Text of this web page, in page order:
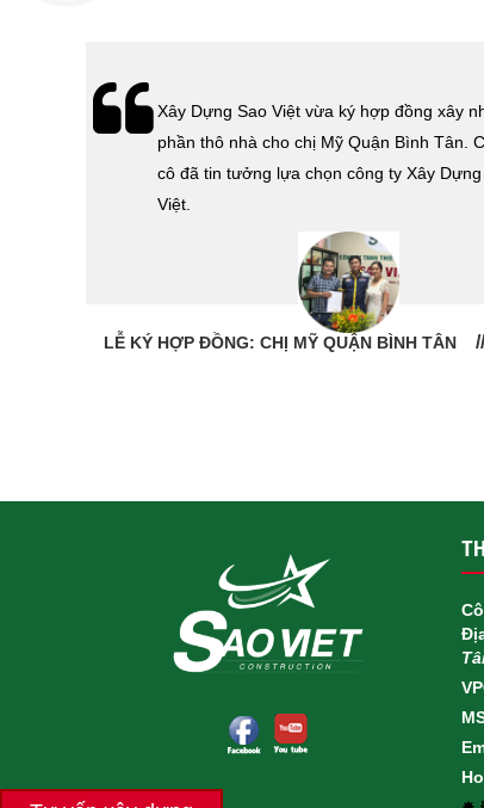
Lễ bàn giao nhà cho gia đình Cô Vân quận
Cám ơn anh Tính đã tin tưởng, lựa chọn
Xây Dựng Sao Việt.
LỄ BÀN GIAO NHÀ: CÔ VÂN QUẬN 11